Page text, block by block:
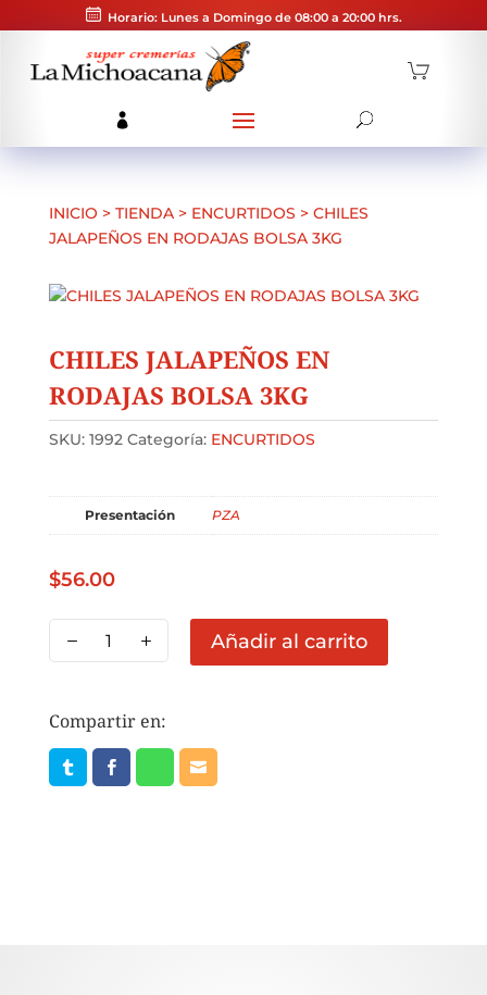
Horario: Lunes a Domingo de 08:00 a 20:00 hrs.
INICIO > TIENDA> ENCURTIDOS > CHILES
JALAPEÑOS EN RODAJAS BOLSA 3KG
CHILES JALAPEÑOS EN
RODAJAS BOLSA 3KG
SKU: 1992 Categoría: ENCURTIDOS
Presentación PZA
$56.00
JALAPEÑOS
BOLSA
3KG
cantidad
Añadir al carrito
Compartir en: